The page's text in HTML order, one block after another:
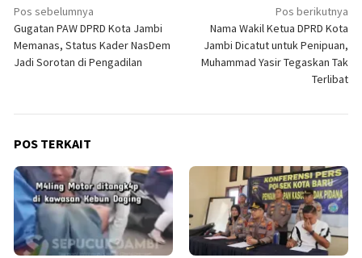
Navigasi
pos
Pos sebelumnya
Gugatan PAW DPRD Kota Jambi
Memanas, Status Kader NasDem
Jadi Sorotan di Pengadilan
Pos berikutnya
Nama Wakil Ketua DPRD Kota
Jambi Dicatut untuk Penipuan,
Muhammad Yasir Tegaskan Tak
Terlibat
POS TERKAIT